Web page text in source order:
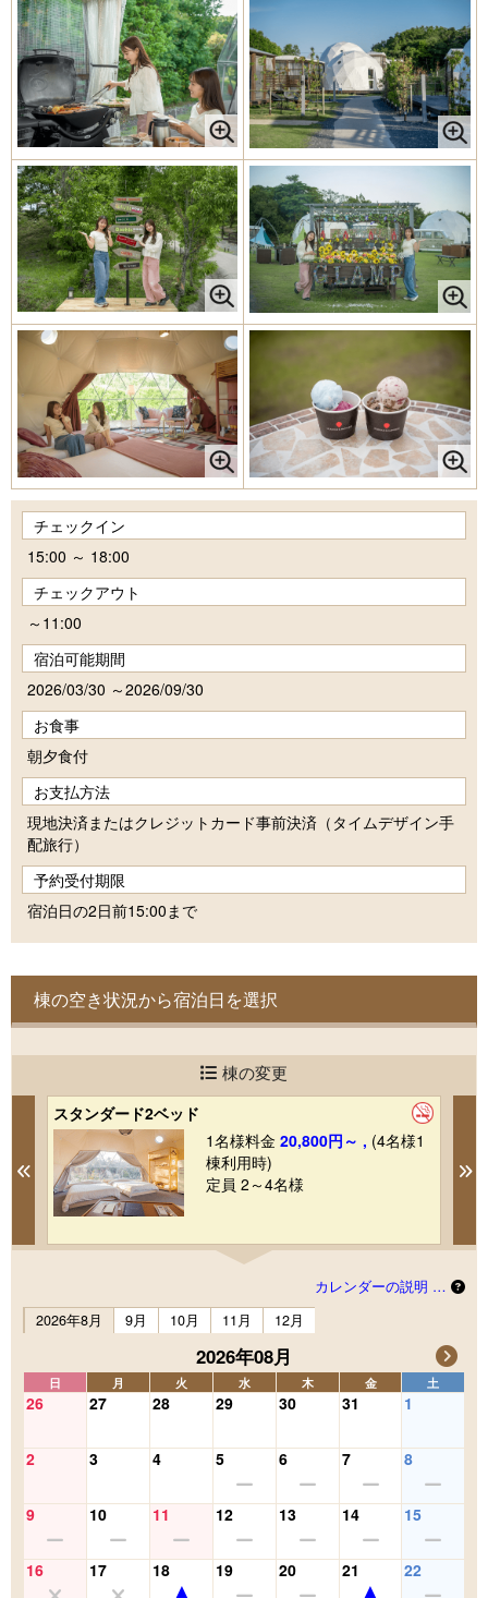
チェックイン
15:00 ～ 18:00
チェックアウト
～11:00
宿泊可能期間
2026/03/30 ～2026/09/30
お食事
朝夕食付
お支払方法
現地決済またはクレジットカード事前決済（タイムデザイン手
配旅行）
予約受付期限
宿泊日の2日前15:00まで
棟の空き状況から宿泊日を選択
棟の変更
Previous
スタンダード2ベッド
1名様料金 20,800円～ , (4名様1
棟利用時)
定員 2～4名様
カレンダーの説明 …
2026年8月
9月 10月 11月 12月
2026年08月
日 月 火 水 木 金 土
26 27 28 29 30 31 1
2 3 4 5 6 7 8
9 10 11 12 13 14 15
16 17 18 19 20 21 22